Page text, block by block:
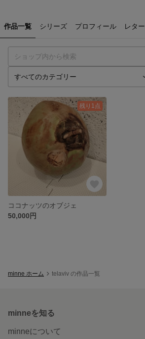
作品一覧 シリーズ プロフィール レター
残り1点
ココナッツのオブジェ
50,000円
minne ホーム telaviv の作品一覧
minneを知る
minneについて